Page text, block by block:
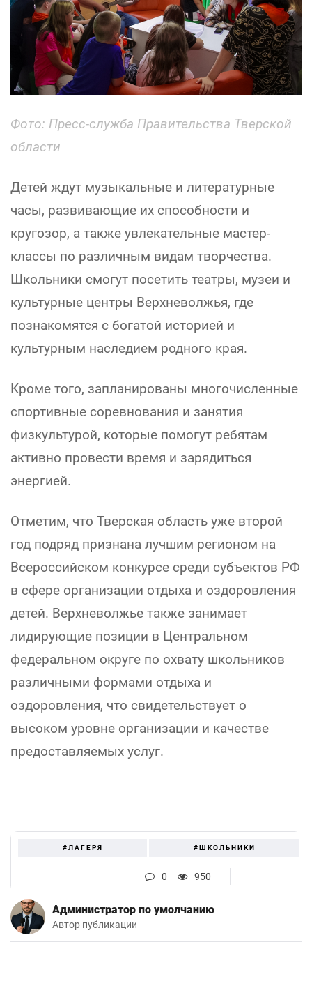
Фото: Пресс-служба Правительства Тверской
области
Детей ждут музыкальные и литературные
часы, развивающие их способности и
кругозор, а также увлекательные мастер-
классы по различным видам творчества.
Школьники смогут посетить театры, музеи и
культурные центры Верхневолжья, где
познакомятся с богатой историей и
культурным наследием родного края.
Кроме того, запланированы многочисленные
спортивные соревнования и занятия
физкультурой, которые помогут ребятам
активно провести время и зарядиться
энергией.
Отметим, что Тверская область уже второй
год подряд признана лучшим регионом на
Всероссийском конкурсе среди субъектов РФ
в сфере организации отдыха и оздоровления
детей. Верхневолжье также занимает
лидирующие позиции в Центральном
федеральном округе по охвату школьников
различными формами отдыха и
оздоровления, что свидетельствует о
высоком уровне организации и качестве
предоставляемых услуг.
#ЛАГЕРЯ #ШКОЛЬНИКИ
0 950
Администратор по умолчанию
Автор публикации